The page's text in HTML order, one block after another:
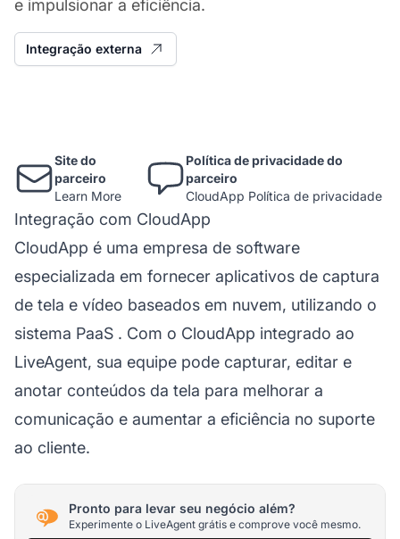
e impulsionar a eficiência.
Integração externa
Site do
parceiro
Learn More
Política de privacidade do
parceiro
CloudApp Política de privacidade
Integração com CloudApp
CloudApp é uma empresa de software
especializada em fornecer aplicativos de captura
de tela e vídeo baseados em nuvem, utilizando o
sistema PaaS . Com o CloudApp integrado ao
LiveAgent, sua equipe pode capturar, editar e
anotar conteúdos da tela para melhorar a
comunicação e aumentar a eficiência no suporte
ao cliente.
Pronto para levar seu negócio além?
Experimente o LiveAgent grátis e comprove você mesmo.